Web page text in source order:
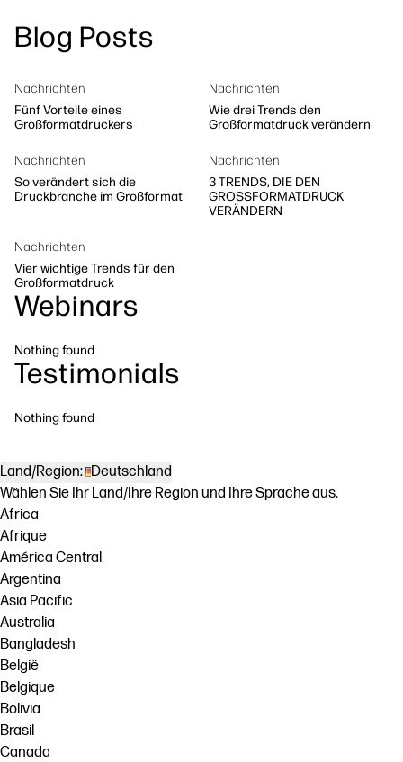
Workflow-Lösungen
Blog Posts
Nachrichten
Fünf Vorteile eines
Großformatdruckers
Nachrichten
Wie drei Trends den
Großformatdruck verändern
Nachrichten
So verändert sich die
Druckbranche im Großformat
Nachrichten
3 TRENDS, DIE DEN
GROSSFORMATDRUCK
VERÄNDERN
Nachrichten
Vier wichtige Trends für den
Großformatdruck
Webinars
Nothing found
Testimonials
Nothing found
Land/Region: Deutschland
Wählen Sie Ihr Land/Ihre Region und Ihre Sprache aus.
Africa
Afrique
América Central
Argentina
Asia Pacific
Australia
Bangladesh
België
Belgique
Bolivia
Brasil
Canada